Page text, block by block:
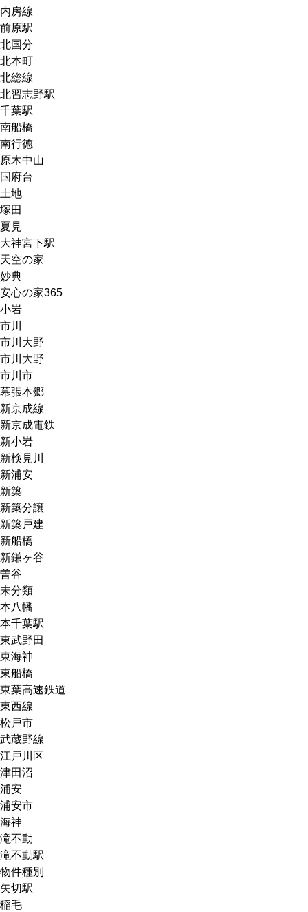
内房線
前原駅
北国分
北本町
北総線
北習志野駅
千葉駅
南船橋
南行徳
原木中山
国府台
土地
塚田
夏見
大神宮下駅
天空の家
妙典
安心の家365
小岩
市川
市川大野
市川大野
市川市
幕張本郷
新京成線
新京成電鉄
新小岩
新検見川
新浦安
新築
新築分譲
新築戸建
新船橋
新鎌ヶ谷
曽谷
未分類
本八幡
本千葉駅
東武野田
東海神
東船橋
東葉高速鉄道
東西線
松戸市
武蔵野線
江戸川区
津田沼
浦安
浦安市
海神
滝不動
滝不動駅
物件種別
矢切駅
稲毛